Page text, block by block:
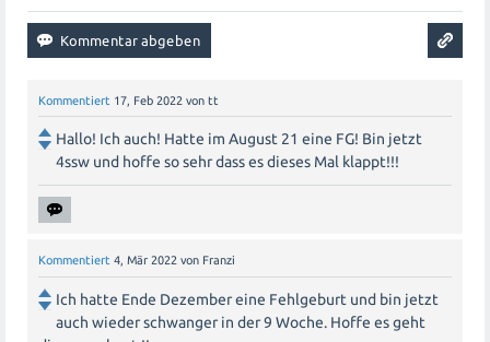
Kommentiert 17, Feb 2022 von tt
Hallo! Ich auch! Hatte im August 21 eine FG! Bin jetzt
4ssw und hoffe so sehr dass es dieses Mal klappt!!!
Kommentiert 4, Mär 2022 von Franzi
Ich hatte Ende Dezember eine Fehlgeburt und bin jetzt
auch wieder schwanger in der 9 Woche. Hoffe es geht